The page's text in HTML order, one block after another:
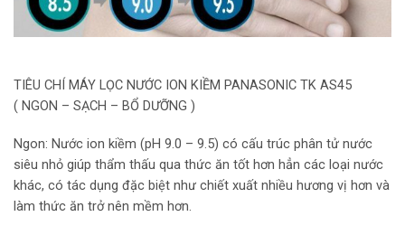
TIÊU CHÍ MÁY LỌC NƯỚC ION KIỀM PANASONIC TK AS45
( NGON – SẠCH – BỔ DƯỠNG )
Ngon: Nước ion kiềm (pH 9.0 – 9.5) có cấu trúc phân tử nước
siêu nhỏ giúp thẩm thấu qua thức ăn tốt hơn hẳn các loại nước
khác, có tác dụng đặc biệt như chiết xuất nhiều hương vị hơn và
làm thức ăn trở nên mềm hơn.